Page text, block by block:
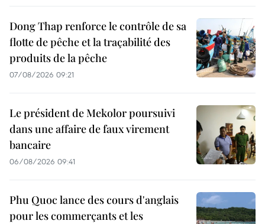
Dong Thap renforce le contrôle de sa
flotte de pêche et la traçabilité des
produits de la pêche
07/08/2026 09:21
Le président de Mekolor poursuivi
dans une affaire de faux virement
bancaire
06/08/2026 09:41
Phu Quoc lance des cours d'anglais
pour les commerçants et les